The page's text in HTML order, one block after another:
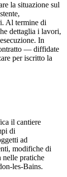
la situazione sul
Al termine di
dettaglia i lavori,
In
— diffidate
per iscritto la
il cantiere
di
ad
modifiche di
pratiche
les-Bains.